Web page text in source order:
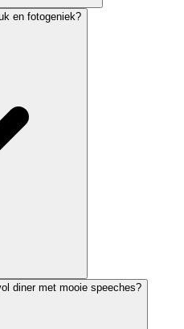
en fotogeniek?
diner met mooie speeches?